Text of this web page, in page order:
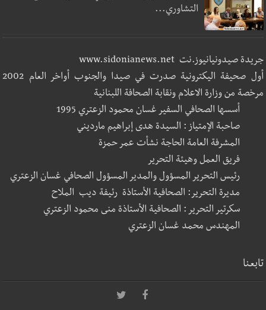
التشاوري...
جريدة صيدونيانيوز.نت www.sidonianews.net
أول صحيفة اليكترونية صدرت في صيدا والجنوب أواخر العام 2002
مرخصة من وزارة الاعلام ونقابة الصحافة اللبنانية
أسسها الصحافي السفير غسان محمود الزعتري 1995
صاحبة الإمتياز : السيدة هدى إبراهيم مارديني
المشرفة العامة الحاجة نشأت عمر حمزة
فريق العمل وهيئة التحرير
رئيس التحرير المسؤول والمدير المسؤول الصحافي غسان الزعتري
مديرة التحرير: الصحافية الأستاذة رئيفة ديب الملاح
سكرتير التحرير : الصحافية الأستاذة منى محمود الزعتري
المهندس محمد غسان الزعتري
تابعنا